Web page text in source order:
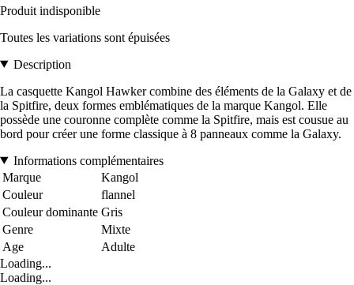
Produit indisponible
Toutes les variations sont épuisées
Description
La casquette Kangol Hawker combine des éléments de la Galaxy et de
la Spitfire, deux formes emblématiques de la marque Kangol. Elle
possède une couronne complète comme la Spitfire, mais est cousue au
bord pour créer une forme classique à 8 panneaux comme la Galaxy.
Informations complémentaires
Marque
Kangol
Couleur
flannel
Couleur dominante Gris
Genre
Mixte
Age
Adulte
Loading...
Loading...